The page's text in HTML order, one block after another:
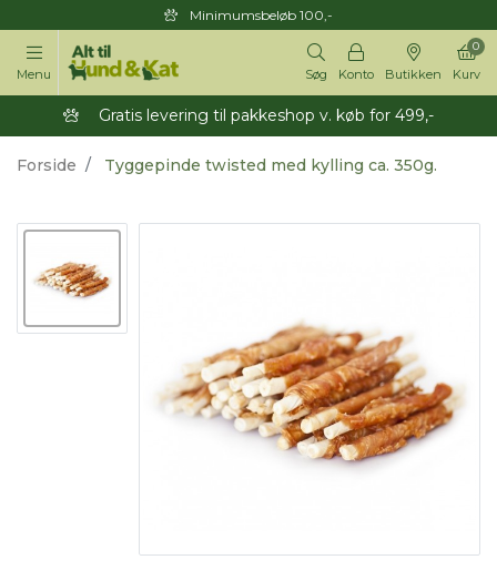
Minimumsbeløb 100,-
Menu Søg Konto Butikken Kurv
0
Gratis levering til pakkeshop v. køb for 499,-
Forside Tyggepinde twisted med kylling ca. 350g.